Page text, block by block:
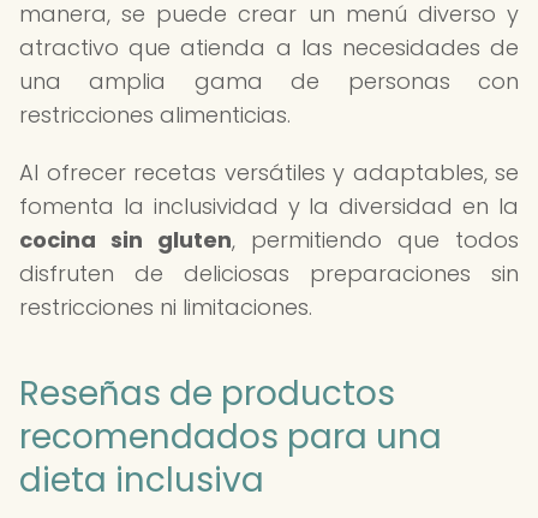
manera, se puede crear un menú diverso y
atractivo que atienda a las necesidades de
una amplia gama de personas con
restricciones alimenticias.
Al ofrecer recetas versátiles y adaptables, se
fomenta la inclusividad y la diversidad en la
cocina sin gluten, permitiendo que todos
disfruten de deliciosas preparaciones sin
restricciones ni limitaciones.
Reseñas de productos
recomendados para una
dieta inclusiva